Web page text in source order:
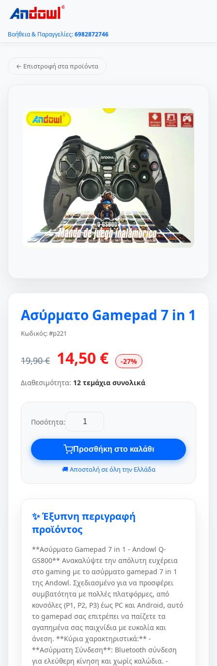
Βοήθεια & Παραγγελίες:6982872746
← Επιστροφή στα προϊόντα
Ασύρματο Gamepad 7 in 1
Κωδικός: #p221
19,90 € 14,50 € -27%
Διαθεσιμότητα: 12 τεμάχια συνολικά
Ποσότητα:
Προσθήκη στο καλάθι
🚚 Αποστολή σε όλη την Ελλάδα
✨ Έξυπνη περιγραφή
προϊόντος
**Ασύρματο Gamepad 7 in 1 - Andowl Q-
GS800** Ανακαλύψτε την απόλυτη ευχέρεια
στο gaming με το ασύρματο gamepad 7 in 1
της Andowl. Σχεδιασμένο για να προσφέρει
συμβατότητα με πολλές πλατφόρμες, από
κονσόλες (P1, P2, P3) έως PC και Android, αυτό
το gamepad σας επιτρέπει να παίζετε τα
αγαπημένα σας παιχνίδια με ευκολία και
άνεση. **Κύρια χαρακτηριστικά:** -
**Ασύρματη Σύνδεση**: Bluetooth σύνδεση
για ελεύθερη κίνηση και χωρίς καλώδια. -